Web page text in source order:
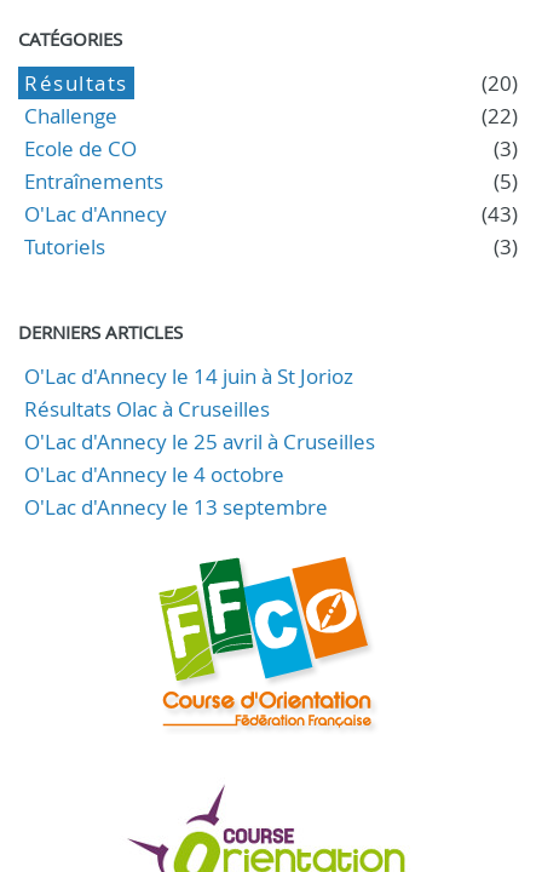
CATÉGORIES
Résultats
(20)
Challenge
(22)
Ecole de CO
(3)
Entraînements
(5)
O'Lac d'Annecy
(43)
Tutoriels
(3)
DERNIERS ARTICLES
O'Lac d'Annecy le 14 juin à St Jorioz
Résultats Olac à Cruseilles
O'Lac d'Annecy le 25 avril à Cruseilles
O'Lac d'Annecy le 4 octobre
O'Lac d'Annecy le 13 septembre